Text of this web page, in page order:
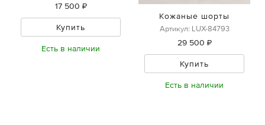
17 500 ₽
Купить
Есть в наличии
Кожаные шорты
Артикул: LUX-84793
29 500 ₽
Купить
Есть в наличии